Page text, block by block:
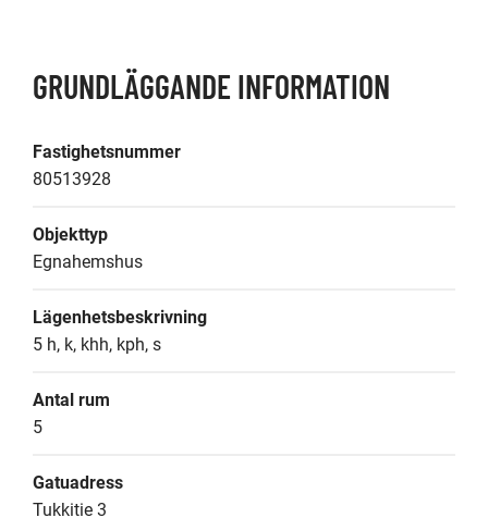
GRUNDLÄGGANDE INFORMATION
Fastighetsnummer
80513928
Objekttyp
Egnahemshus
Lägenhetsbeskrivning
5 h, k, khh, kph, s
Antal rum
5
Gatuadress
Tukkitie 3